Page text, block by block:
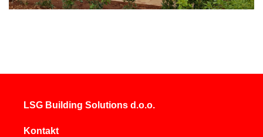
LSG Building Solutions d.o.o.
Kontakt